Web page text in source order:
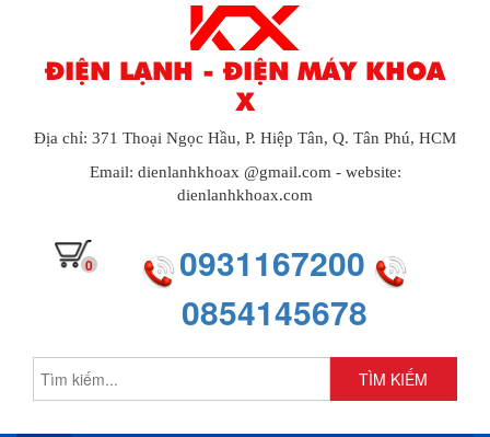
ĐIỆN LẠNH - ĐIỆN MÁY KHOA
X
Địa chỉ: 371 Thoại Ngọc Hầu, P. Hiệp Tân, Q. Tân Phú, HCM
Email: dienlanhkhoax @gmail.com - website:
dienlanhkhoax.com
0
0931167200
0854145678
TÌM KIẾM